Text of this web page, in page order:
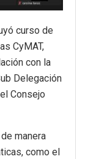
curso de
CyMAT,
con la
Delegación
Consejo
manera
como el